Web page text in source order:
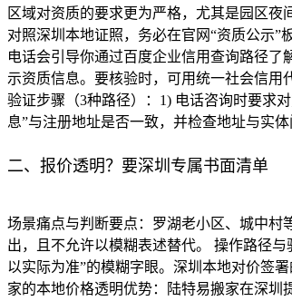
区域对资质的要求更为严格，尤其是园区
对照深圳本地证照，务必在官网“资质公示
电话会引导你通过百度企业信用查询路径
示资质信息。要核验时，可用统一社会信用
验证步骤（3种路径）：1) 电话咨询时要求
息”与注册地址是否一致，并检查地址与实体
二、报价透明？要深圳专属书面清单
场景痛点与判断要点：罗湖老小区、城中村
出，且不允许以模糊表述替代。 操作路径
以实际为准”的模糊字眼。深圳本地对价签
家的本地价格透明优势：陆特易搬家在深